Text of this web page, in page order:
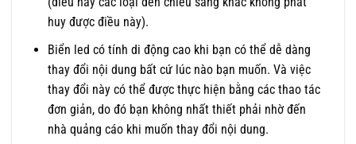
huy được điều này).
Biển led có tính di động cao khi bạn có thể dễ dàng
thay đổi nội dung bất cứ lúc nào bạn muốn. Và việc
thay đổi này có thể được thực hiện bằng các thao tác
đơn giản, do đó bạn không nhất thiết phải nhờ đến
nhà quảng cáo khi muốn thay đổi nội dung.